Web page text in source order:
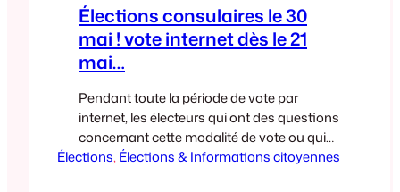
Élections consulaires le 30
mai ! vote internet dès le 21
mai…
Pendant toute la période de vote par
internet, les électeurs qui ont des questions
concernant cette modalité de vote ou qui
rencontrent des difficultés techniques lors
Élections, Élections & Informations citoyennes